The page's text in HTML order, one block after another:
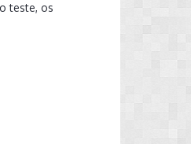
teste, os